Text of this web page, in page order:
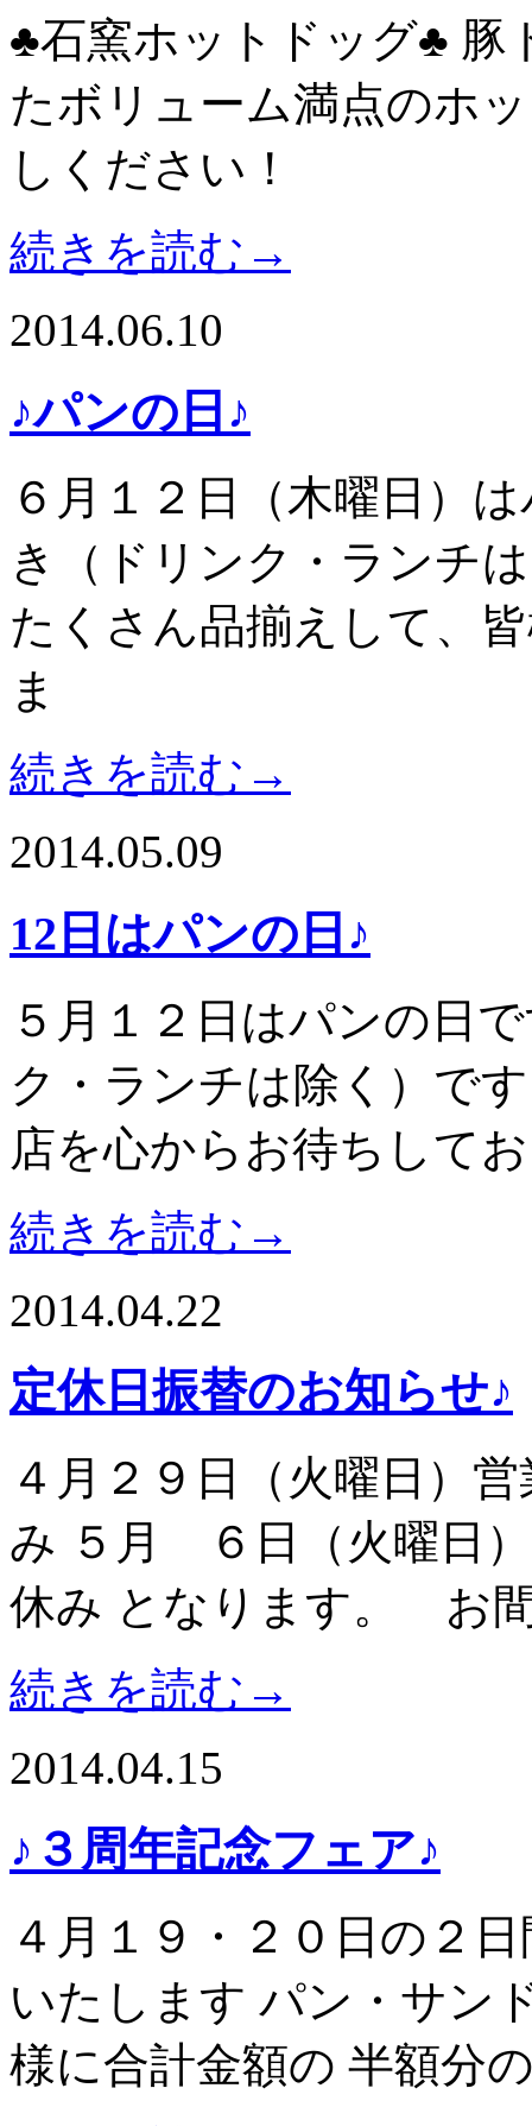
♣石窯ホットドッグ♣ 豚
たボリューム満点のホ
しください！
続きを読む→
2014.06.10
♪パンの日♪
６月１２日（木曜日）
き（ドリンク・ランチ
たくさん品揃えして、
ま
続きを読む→
2014.05.09
12日はパンの日♪
５月１２日はパンの日
ク・ランチは除く）で
店を心からお待ちして
続きを読む→
2014.04.22
定休日振替のお知らせ♪
４月２９日（火曜日
み ５月 ６日（火曜
休み となります。 お
続きを読む→
2014.04.15
♪３周年記念フェア♪
４月１９・２０日の２
いたします パン・サン
様に合計金額の 半額分